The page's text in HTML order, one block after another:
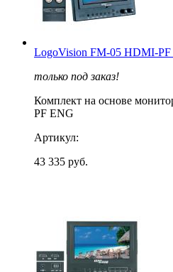
LogoVision FM-05 HDMI-PF
только под заказ!
Комплект на основе
PF ENG
Артикул:
43 335 руб.